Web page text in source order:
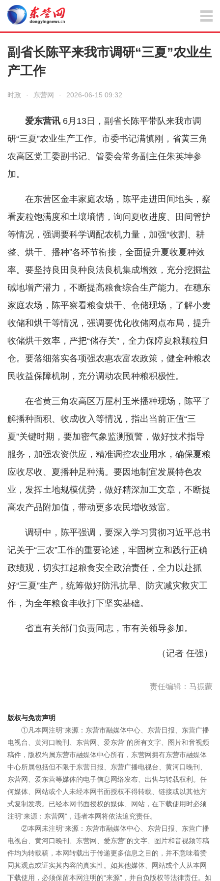
副省长陈平来我市调研“三夏”农业生
产工作
时政 · 东营网 · 2026-06-15 09:32
爱东营讯 6月13日，副省长陈平带队来我市调
研“三夏”农业生产工作。市委书记满慎刚，省黄三角
农高区党工委副书记、管委会常务副主任朱英坤参
加。
在东营区金丰家庭农场，陈平走进田间地头，察
看麦粒饱满度和土壤墒情，询问夏收进度、田间管护
等情况，强调要科学调配农机力量，加强“收割、耕
整、烘干、播种”各环节衔接，全面提升夏收夏种效
率。要坚持良田良种良法良机集成增效，充分挖掘盐
碱地增产潜力，不断提高粮食综合生产能力。在穗东
家庭农场，陈平察看粮食烘干、仓储现场，了解小麦
收储和烘干等情况，强调要优化收储网点布局，提升
收储烘干效率，严把“储存关”，全力保障夏粮颗粒归
仓。要落细落实各项强农惠农富农政策，健全种粮农
民收益保障机制，充分调动农民种粮积极性。
在省黄三角农高区万屋村玉米播种现场，陈平了
解播种面积、收成收入等情况，指出当前正值“三
夏”关键时期，要加密气象监测预警，做好技术指导
服务，加强农资供应，精准调控农业用水，确保夏粮
应收尽收、夏播种足种满。要因地制宜发展特色农
业，发挥土地规模优势，做好精深加工文章，不断提
高农产品附加值，带动更多农民增收致富。
调研中，陈平强调，要深入学习贯彻习近平总书
记关于“三农”工作的重要论述，牢固树立和践行正确
政绩观，切实扛起粮食安全政治责任，全力以赴抓
好“三夏”生产，统筹做好防汛抗旱、防灾减灾救灾工
作，为全年粮食丰收打下坚实基础。
省直有关部门负责同志，市有关领导参加。
（记者 任强）
责任编辑：马振蒙
版权与免责声明
①凡本网注明“来源：东营市融媒体中心、东营日报、东营广播
电视台、黄河口晚刊、东营网、爱东营”的所有文字、图片和音视频
稿件，版权均属东营市融媒体中心所有，东营网拥有东营市融媒体
中心所属包括但不限于东营日报、东营广播电视台、黄河口晚刊、
东营网、爱东营等媒体的电子信息网络发布、出售与转载权利。任
何媒体、网站或个人未经本网书面授权不得转载、链接或以其他方
式复制发表。已经本网书面授权的媒体、网站，在下载使用时必须
注明“来源：东营网”，违者本网将依法追究责任。
②本网未注明“来源：东营市融媒体中心、东营日报、东营广播
电视台、黄河口晚刊、东营网、爱东营”的文字、图片和音视频等稿
件均为转载稿，本网转载出于传递更多信息之目的，并不意味着赞
同其观点或证实其内容的真实性。如其他媒体、网站或个人从本网
下载使用，必须保留本网注明的“来源”，并自负版权等法律责任。如